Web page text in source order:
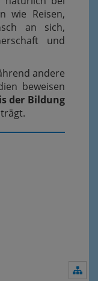
wie Reisen,
an sich,
und
andere
beweisen
der Bildung